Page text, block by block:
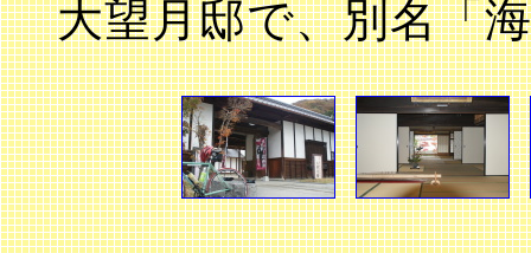
大望月邸で、別名「